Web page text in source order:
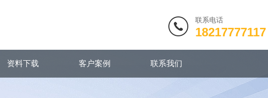
联系电话
18217777117
资料下载 客户案例 联系我们